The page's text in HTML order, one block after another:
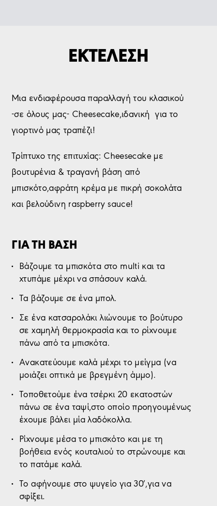
ΕΚΤΕΛΕΣΗ
Μια ενδιαφέρουσα παραλλαγή του κλασικού
-σε όλους μας- Cheesecake,ιδανική για το
γιορτινό μας τραπέζι!
Τρίπτυχο της επιτυχίας: Cheesecake με
βουτυρένια & τραγανή βάση από
μπισκότο,αφράτη κρέμα με πικρή σοκολάτα
και βελούδινη raspberry sauce!
ΓΙΑ ΤΗ ΒΑΣΗ
Βάζoυμε τα μπισκότα στο multi και τα
χτυπάμε μέχρι να σπάσουν καλά.
Τα βάζoυμε σε ένα μπολ.
Σε ένα κατσαρολάκι λιώνουμε το βούτυρο
σε χαμηλή θερμοκρασία και το ρίχνουμε
πάνω από τα μπισκότα.
Ανακατεύουμε καλά μέχρι το μείγμα (να
μοιάζει οπτικά με βρεγμένη άμμο).
Τοποθετούμε ένα τσέρκι 20 εκατοστών
πάνω σε ένα ταψί,στο οποίο προηγουμένως
έχουμε βάλει μία λαδόκολλα.
Ρίχνουμε μέσα το μπισκότο και με τη
βοήθεια ενός κουταλιού το στρώνουμε και
το πατάμε καλά.
Το αφήνουμε στο ψυγείο για 30′,για να
σφίξει.